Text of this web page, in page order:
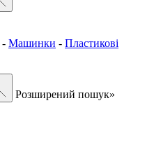
- Машинки - Пластикові
Розширений пошук»